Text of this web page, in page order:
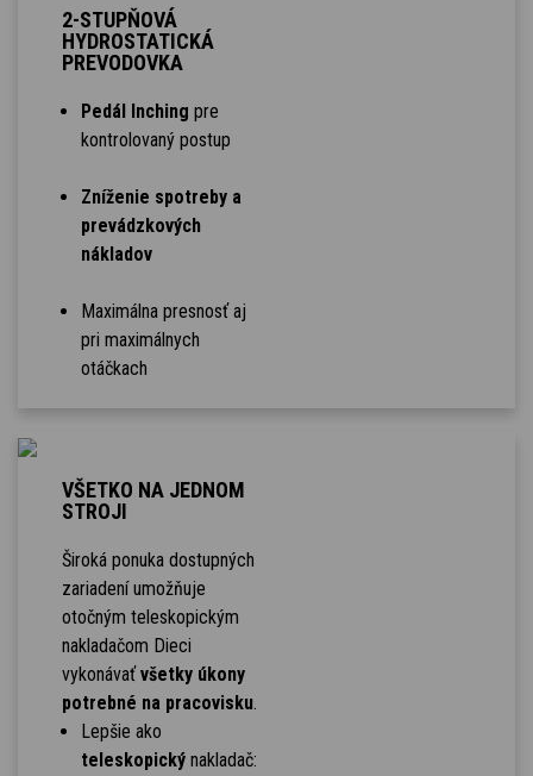
2-STUPŇOVÁ
HYDROSTATICKÁ
PREVODOVKA
Pedál Inching pre
kontrolovaný postup
Zníženie spotreby a
prevádzkových
nákladov
Maximálna presnosť aj
pri maximálnych
otáčkach
VŠETKO NA JEDNOM
STROJI
Široká ponuka dostupných
zariadení umožňuje
otočným teleskopickým
nakladačom Dieci
vykonávať všetky úkony
potrebné na pracovisku.
Lepšie ako
teleskopickýnakladač: